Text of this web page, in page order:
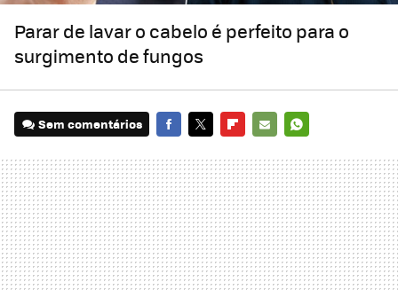
Parar de lavar o cabelo é perfeito para o
surgimento de fungos
Sem comentários
MAIL